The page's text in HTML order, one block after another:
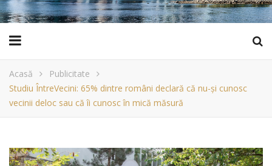
Acasă
Publicitate
Studiu ÎntreVecini: 65% dintre români declară că nu-și cunosc
vecinii deloc sau că îi cunosc în mică măsură